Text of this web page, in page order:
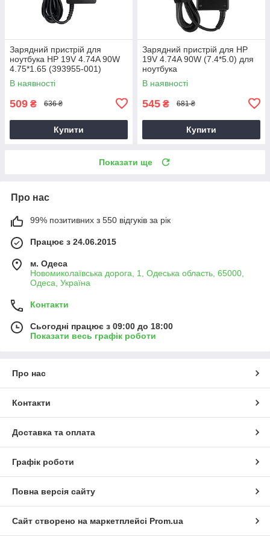
Зарядний пристрій для
ноутбука HP 19V 4.74A 90W
4.75*1.65 (393955-001)
В наявності
509 ₴ 636 ₴
Купити
Зарядний пристрій для HP
19V 4.74A 90W (7.4*5.0) для
ноутбука
В наявності
545 ₴ 681 ₴
Купити
Показати ще
Про нас
99% позитивних з 550 відгуків за рік
Працює з 24.06.2015
м. Одеса
Новомиколаївська дорога, 1, Одеська область, 65000,
Одеса, Україна
Контакти
Сьогодні працює з 09:00 до 18:00
Показати весь графік роботи
Про нас
Контакти
Доставка та оплата
Графік роботи
Повна версія сайту
Сайт створено на маркетплейсі Prom.ua